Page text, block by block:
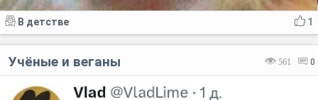
1
В детстве
561 0
Учёные и веганы